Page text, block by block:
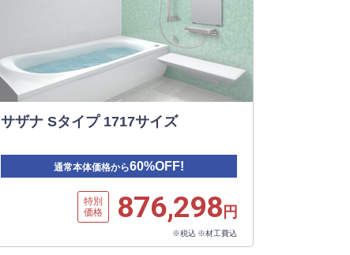
サザナ Sタイプ 1717サイズ
通常本体価格から60%OFF!
特別
価格
876,298円
※税込 ※材工費込